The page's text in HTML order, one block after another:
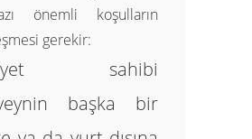
önemli koşulların
gerekir:
sahibi
başka bir